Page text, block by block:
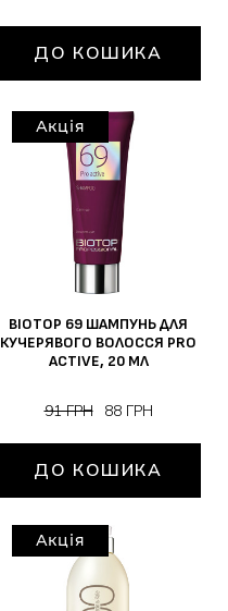
ДО КОШИКА
Акція
BIOTOP 69 ШАМПУНЬ ДЛЯ
КУЧЕРЯВОГО ВОЛОССЯ PRO
ACTIVE, 20 МЛ
91 ГРН 88 ГРН
ДО КОШИКА
Акція